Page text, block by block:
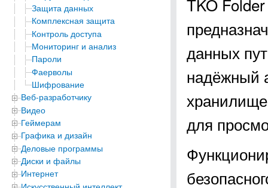
Защита данных
Комплексная защита
Контроль доступа
Мониторинг и анализ
Пароли
Фаерволы
Шифрование
Веб-разработчику
Видео
Геймерам
Графика и дизайн
Деловые программы
Диски и файлы
Интернет
TKO
данных
надёжный
для